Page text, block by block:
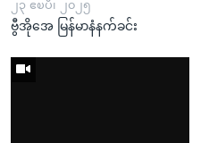
၂၃ ဧၿပီ၊ ၂၀၂၅
ဗွီအိုအေ မြန်မာနံနက်ခင်း